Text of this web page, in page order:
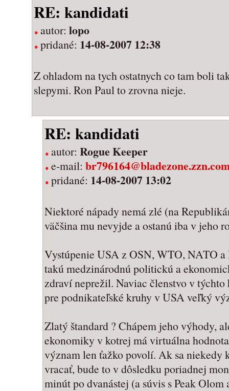
RE: kandidati
autor: lopo
pridané: 14-08-2007 12:38
Z ohladom na tych ostatnych co tam boli
slepymi. Ron Paul to zrovna nieje.
RE: kandidati
autor: Rogue Keeper
e-mail:
pridané: 14-08-2007 13:02
Niektoré nápady nemá zlé (na
väčšina mu nevyjde a ostanú iba v jeho
Vystúpenie USA z OSN, WTO, NATO
takú medzinárodnú politickú a
zdraví neprežil. Naviac členstvo v týchto
pre podnikateľské kruhy v USA veľký
Zlatý štandard ? Chápem jeho výhody,
ekonomiky v kotrej má virtuálna
význam len ťažko povolí. Ak sa niekedy
vracať, bude to v dôsledku poriadnej
minút po dvanástej (a súvis s Peak